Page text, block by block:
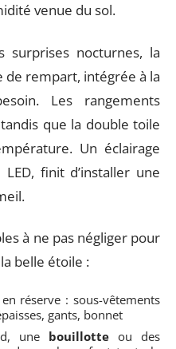
venue du sol.
surprises nocturnes, la
de rempart, intégrée à la
Les rangements
que la double toile
Un éclairage
finit d’installer une
à ne pas négliger pour
belle étoile :
réserve : sous-vêtements
gants, bonnet
une bouillotte ou des